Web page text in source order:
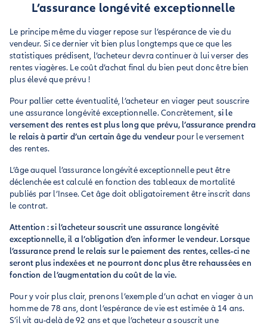
L’assurance longévité exceptionnelle
Le principe même du viager repose sur l’espérance de vie du
vendeur. Si ce dernier vit bien plus longtemps que ce que les
statistiques prédisent, l’acheteur devra continuer à lui verser des
rentes viagères. Le coût d’achat final du bien peut donc être bien
plus élevé que prévu !
Pour pallier cette éventualité, l’acheteur en viager peut souscrire
une assurance longévité exceptionnelle. Concrètement, si le
versement des rentes est plus long que prévu, l’assurance prendra
le relais à partir d’un certain âge du vendeur pour le versement
des rentes.
L’âge auquel l’assurance longévité exceptionnelle peut être
déclenchée est calculé en fonction des tableaux de mortalité
publiés par l’Insee. Cet âge doit obligatoirement être inscrit dans
le contrat.
Attention : si l’acheteur souscrit une assurance longévité
exceptionnelle, il a l’obligation d’en informer le vendeur. Lorsque
l’assurance prend le relais sur le paiement des rentes, celles-ci ne
seront plus indexées et ne pourront donc plus être rehaussées en
fonction de l’augmentation du coût de la vie.
Pour y voir plus clair, prenons l’exemple d’un achat en viager à un
homme de 78 ans, dont l’espérance de vie est estimée à 14 ans.
S’il vit au-delà de 92 ans et que l’acheteur a souscrit une